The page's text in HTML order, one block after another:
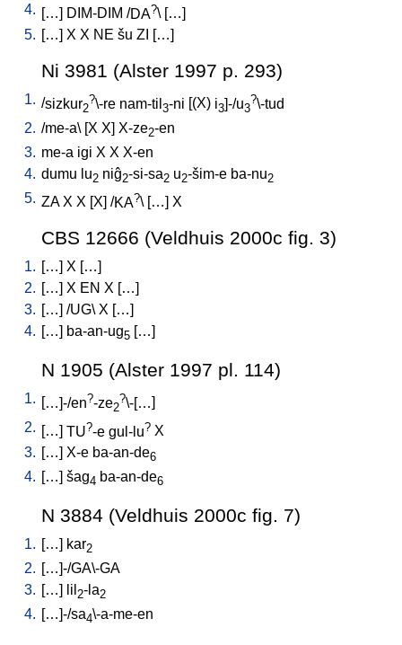
4.
… DIM-DIM /DA?\ [ …
5. […] X X NE šu ZI […]
Ni 3981 (Alster 1997 p. 293)
1. /sizkur2
?\-re nam-til 3-ni (X) i3]-/u3
?\-tud
2. /me-a\ [X X] X-ze2-en
3. me-a igi X X X-en
4. dumu lu2 niĝ2-si-sa2 u2-šim-e ba-nu2
5. ZA X X X ] /KA?\ [ … X
CBS 12666 (Veldhuis 2000c fig. 3)
1. […] X […]
2. […] X EN X […]
3. […] /UG\ X […]
4. […] ba-an-ug5 […]
N 1905 (Alster 1997 pl. 114)
1. …]-/en?-ze2
?\-[…
2.
… TU?-e gul-lu? X
3. […] X-e ba-an-de6
4. […] šag4 ba-an-de6
N 3884 (Veldhuis 2000c fig. 7)
1. […] kar2
2. […]-/GA\-GA
3. […] lil 2-la2
4. […]-/sa4\-a-me-en